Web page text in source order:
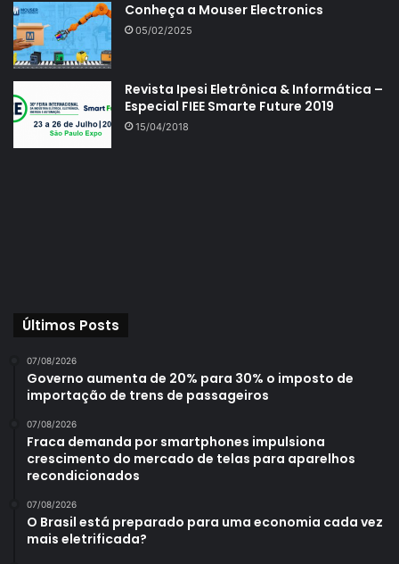
Conheça a Mouser Electronics
05/02/2025
Revista Ipesi Eletrônica & Informática –
Especial FIEE Smarte Future 2019
15/04/2018
Últimos Posts
07/08/2026
Governo aumenta de 20% para 30% o imposto de
importação de trens de passageiros
07/08/2026
Fraca demanda por smartphones impulsiona
crescimento do mercado de telas para aparelhos
recondicionados
07/08/2026
O Brasil está preparado para uma economia cada vez
mais eletrificada?